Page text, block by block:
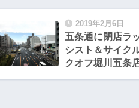
2019年2月6日
五条通に閉店
シスト＆サイク
クオフ堀川五条